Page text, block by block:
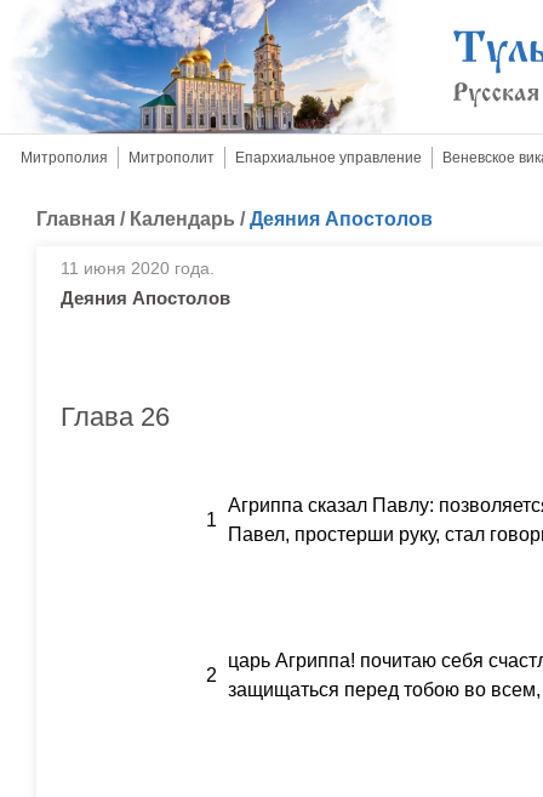
Митрополия Митрополит Епархиальное управление Веневское
Главная / Календарь /Деяния Апостолов
11 июня 2020 года.
Деяния Апостолов
Глава 26
1
Агриппа сказал Павлу:
Павел, простерши руку, стал
2
царь Агриппа! почитаю себя
защищаться перед тобою во